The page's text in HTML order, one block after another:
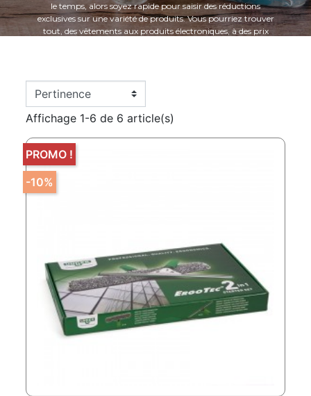
le temps, alors soyez rapide pour saisir des réductions
exclusives sur une variété de produits. Vous pourriez trouver
tout, des vêtements aux produits électroniques, à des prix
d'articles de haute qualité. C'est l'occasion idéale pour réaliser
de bonnes affaires. Offres du Mois : Chaque mois, nous
sélectionnons les produits les plus populaires et nous les
proposons à des prix réduits. Consultez cette catégorie pour
pas cette opportunité de faire des économies.
Affichage 1-6 de 6 article(s)
PROMO !
-10%